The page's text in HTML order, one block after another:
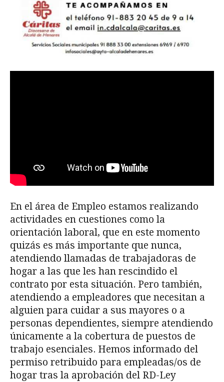
En el área de Empleo estamos realizando
actividades en cuestiones como la
orientación laboral, que en este momento
quizás es más importante que nunca,
atendiendo llamadas de trabajadoras de
hogar a las que les han rescindido el
contrato por esta situación. Pero también,
atendiendo a empleadores que necesitan a
alguien para cuidar a sus mayores o a
personas dependientes, siempre atendiendo
únicamente a la cobertura de puestos de
trabajo esenciales. Hemos informado del
permiso retribuido para empleadas/os de
hogar tras la aprobación del RD-Ley